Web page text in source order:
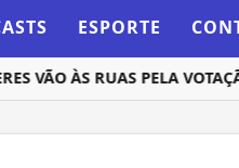
ESPORTE
VÃO ÀS RUAS PELA